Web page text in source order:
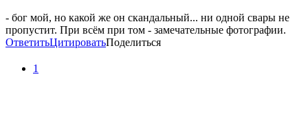
- бог мой, но какой же он скандальный... ни одной свары не
пропустит. При всём при том - замечательные фотографии.
ОтветитьЦитироватьПоделиться
1